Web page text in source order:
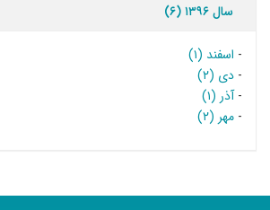
سال ۱۳۹۶ (۶)
- اسفند (۱)
- دی (۲)
-آذر (۱)
- مهر (۲)